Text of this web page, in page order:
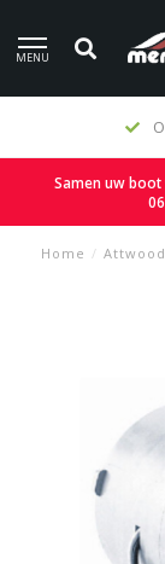
MENU
Samen uw
Home /